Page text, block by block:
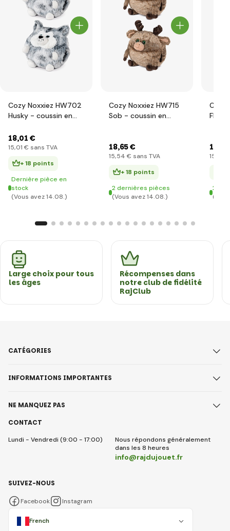
Cozy Noxxiez HW702
Husky - coussin en
en 1
18,01 €
15,01 € sans TVA
+ 18 points
Dernière pièce en
stock
(Vous avez 14.08.)
Cozy Noxxiez HW715
Sob - coussin en
18,65 €
15,54 € sans TVA
+ 18 points
2 dernières pièces
(Vous avez 14.08.)
Cozy
18
15
2
Large choix pour tous
les âges
Récompenses dans
notre club de fidélité
RajClub
CONTACT
Lundi - Vendredi (9:00 - 17:00)
Nous répondons généralement
dans les 8 heures
info@rajdujouet.fr
CATÉGORIES
INFORMATIONS IMPORTANTES
NE MANQUEZ PAS
French
SUIVEZ-NOUS
Facebook Instagram